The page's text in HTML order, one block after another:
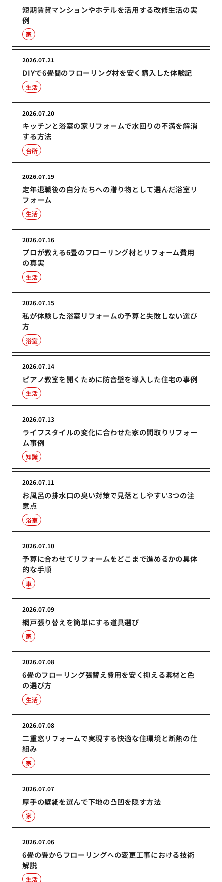
短期賃貸マンションやホテルを活用する改修生活の実
例
家
DIYで6畳間のフローリング材を安く購入した体験記
2026.07.21
生活
キッチンと浴室の家リフォームで水回りの不満を解消
する方法
2026.07.20
台所
定年退職後の自分たちへの贈り物として選んだ浴室リ
フォーム
2026.07.19
生活
プロが教える6畳のフローリング材とリフォーム費用
の真実
2026.07.16
生活
私が体験した浴室リフォームの予算と失敗しない選び
方
2026.07.15
浴室
ピアノ教室を開くために防音壁を導入した住宅の事例
2026.07.14
生活
ライフスタイルの変化に合わせた家の間取りリフォー
ム事例
2026.07.13
知識
お風呂の排水口の臭い対策で見落としやすい3つの注
意点
2026.07.11
浴室
予算に合わせてリフォームをどこまで進めるかの具体
的な手順
2026.07.10
車
網戸張り替えを簡単にする道具選び
2026.07.09
家
6畳のフローリング張替え費用を安く抑える素材と色
の選び方
2026.07.08
生活
二重窓リフォームで実現する快適な住環境と断熱の仕
組み
2026.07.08
家
厚手の壁紙を選んで下地の凸凹を隠す方法
2026.07.07
家
6畳の畳からフローリングへの変更工事における技術
解説
2026.07.06
生活